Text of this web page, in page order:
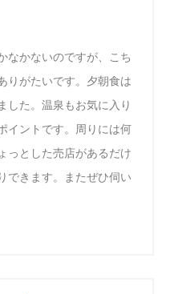
なかないのですが、こち
りがたいです。夕朝食は
した。温泉もお気に入り
イントです。周りには何
っとした売店があるだけ
できます。またぜひ伺い